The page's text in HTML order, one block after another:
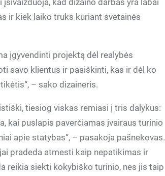
kad dizaino darbas yra labai
ir kiek laiko truks kuriant svetainės
įgyvendinti projektą dėl realybės
savo klientus ir paaiškinti, kas ir dėl ko
– sako dizaineris.
tiesiog viskas remiasi į tris dalykus:
kai puslapis paverčiamas įvairaus turinio
apie statybas“, – pasakoja pašnekovas.
pradeda atmesti kaip nepatikimas ir
reikia siekti kokybiško turinio, nes jis taip